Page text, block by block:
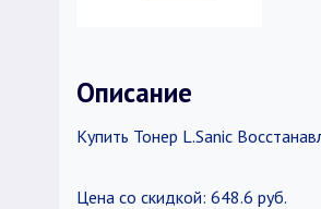
Описание
Купить Тонер L.Sanic
Цена со скидкой: 648.6 руб.